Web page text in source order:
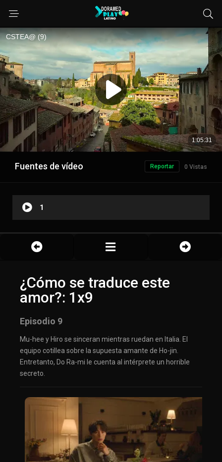
Fuentes de vídeo 0 Vistas
Reportar
1
¿Cómo se traduce este
amor?: 1x9
Episodio 9
Mu-hee y Hiro se sinceran mientras ruedan en Italia. El
equipo cotillea sobre la supuesta amante de Ho-jin.
Entretanto, Do Ra-mi le cuenta al intérprete un horrible
secreto.